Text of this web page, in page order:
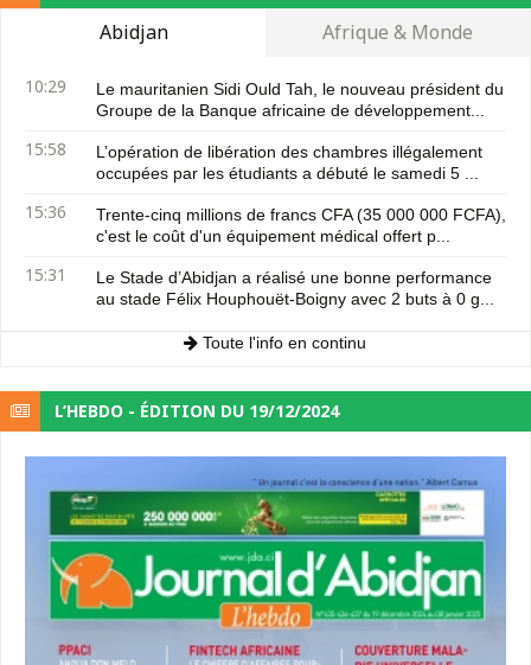
Abidjan Afrique & Monde
10:29
Le mauritanien Sidi Ould Tah, le nouveau président du
Groupe de la Banque africaine de développement...
15:58
L’opération de libération des chambres illégalement
occupées par les étudiants a débuté le samedi 5 ...
15:36
Trente-cinq millions de francs CFA (35 000 000 FCFA),
c'est le coût d'un équipement médical offert p...
15:31
Le Stade d’Abidjan a réalisé une bonne performance
au stade Félix Houphouët-Boigny avec 2 buts à 0 g...
Toute l'info en continu
L’HEBDO - ÉDITION DU 19/12/2024